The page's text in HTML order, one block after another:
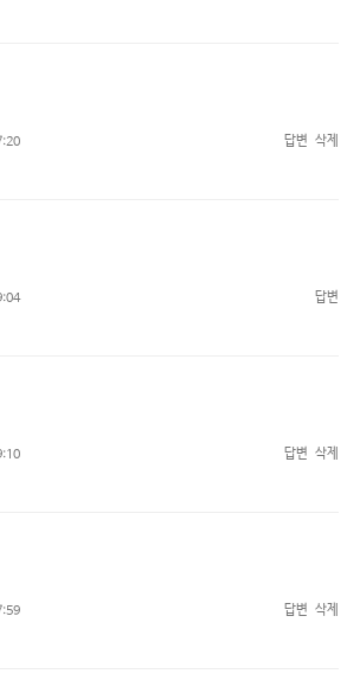
답변 삭제
답변
답변 삭제
답변 삭제